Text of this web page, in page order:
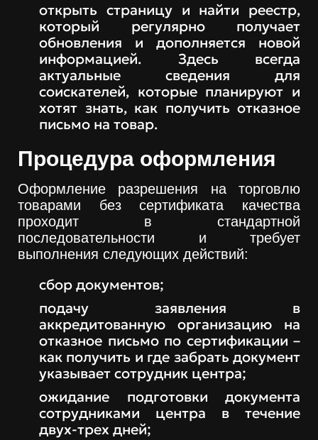
открыть страницу и найти реестр,
который регулярно получает
обновления и дополняется новой
информацией. Здесь всегда
актуальные сведения для
соискателей, которые планируют и
хотят знать, как получить отказное
письмо на товар.
Процедура оформления
Оформление разрешения на торговлю
товарами без сертификата качества
проходит в стандартной
последовательности и требует
выполнения следующих действий:
сбор документов;
подачу заявления в
аккредитованную организацию на
отказное письмо по сертификации –
как получить и где забрать документ
указывает сотрудник центра;
ожидание подготовки документа
сотрудниками центра в течение
двух-трех дней;